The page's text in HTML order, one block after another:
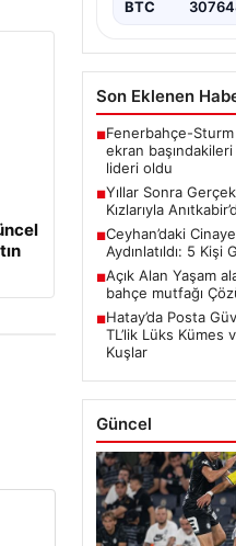
BTC
Son Eklenen
■Fenerbahçe-Sturm
ekran
lideri oldu
■Yıllar Sonra
Kızlarıyla
■Ceyhan’daki
Aydınlatıldı: 5 Kişi
■Açık Alan Yaşam
bahçe mutfağı
■Hatay’da Posta
TL’lik Lüks Kümes
Kuşlar
Güncel